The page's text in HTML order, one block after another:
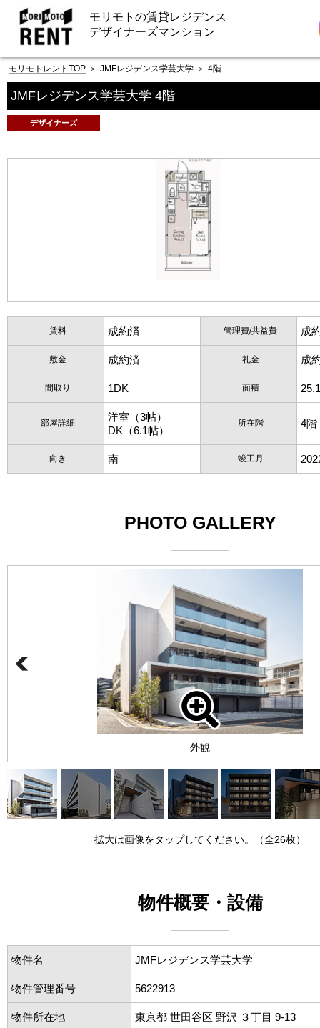
モリモトの賃貸レジデンス
デザイナーズマンション
モリモトレントTOP ＞ JMFレジデンス学芸大学 ＞ 4階
JMFレジデンス学芸大学 4階
デザイナーズ
賃料 成約済 管理費/共益費 成
敷金 成約済 礼金 成
間取り 1DK 面積
部屋詳細
洋室（3帖）
DK（6.1帖）
所在階 4階
向き 南 竣工月
PHOTO GALLERY
外観
拡大は画像をタップしてください。（全26枚）
物件概要・設備
物件名 JMFレジデンス学芸大学
物件管理番号 5622913
物件所在地 東京都 世田谷区 野沢 ３丁目 9-13